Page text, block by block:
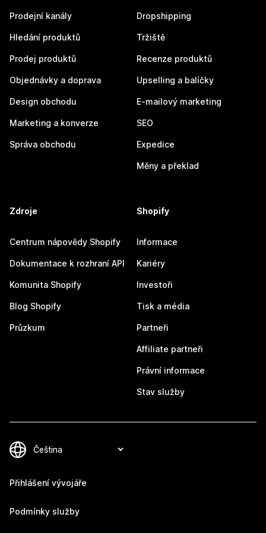
Prodejní kanály
Hledání produktů
Prodej produktů
Objednávky a doprava
Design obchodu
Marketing a konverze
Správa obchodu
Dropshipping
Tržiště
Recenze produktů
Upselling a balíčky
E-mailový marketing
SEO
Expedice
Měny a překlad
Zdroje
Centrum nápovědy Shopify
Dokumentace k rozhraní API
Komunita Shopify
Blog Shopify
Průzkum
Shopify
Informace
Kariéry
Investoři
Tisk a média
Partneři
Affiliate partneři
Právní informace
Stav služby
Přihlášení vývojáře
Podmínky služby